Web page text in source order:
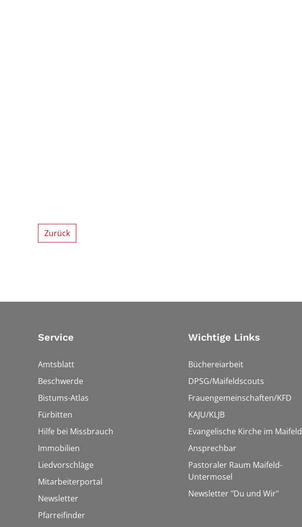
Zurück
Service
Amtsblatt
Beschwerde
Bistums-Atlas
Fürbitten
Hilfe bei Missbrauch
Immobilien
Liedvorschläge
Mitarbeiterportal
Newsletter
Pfarreifinder
Wichtige Links
Büchereiarbeit
DPSG/Maifeldscouts
Frauengemeinschaften/KFD
KAJU/KLJB
Evangelische Kirche im Maifeld
Ansprechbar
Pastoraler Raum Maifeld-
Untermosel
Newsletter "Du und Wir"